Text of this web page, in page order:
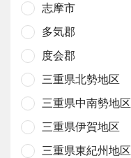
志摩市
多気郡
度会郡
三重県北勢地区
三重県中南勢地区
三重県伊賀地区
三重県東紀州地区